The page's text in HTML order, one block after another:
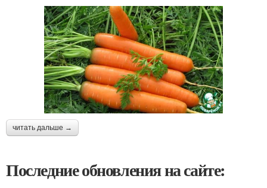
читать дальше →
Последние обновления на сайте: